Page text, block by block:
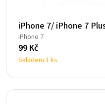
iPhone 7/ iPhone 7
iPhone 7
99 Kč
Skladem 1 ks